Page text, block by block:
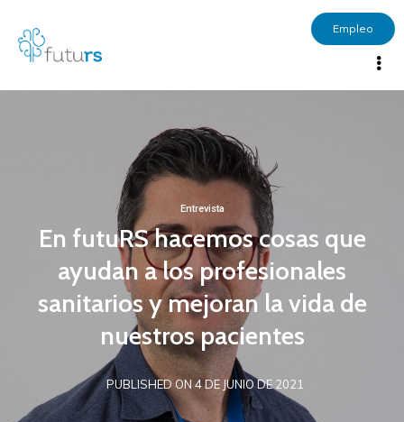
Empleo
Entrevista
En futuRS hacemos cosas que
ayudan a los profesionales
sanitarios y mejoran la vida de
nuestros pacientes
PUBLISHED ON 4 DE JUNIO DE 2021